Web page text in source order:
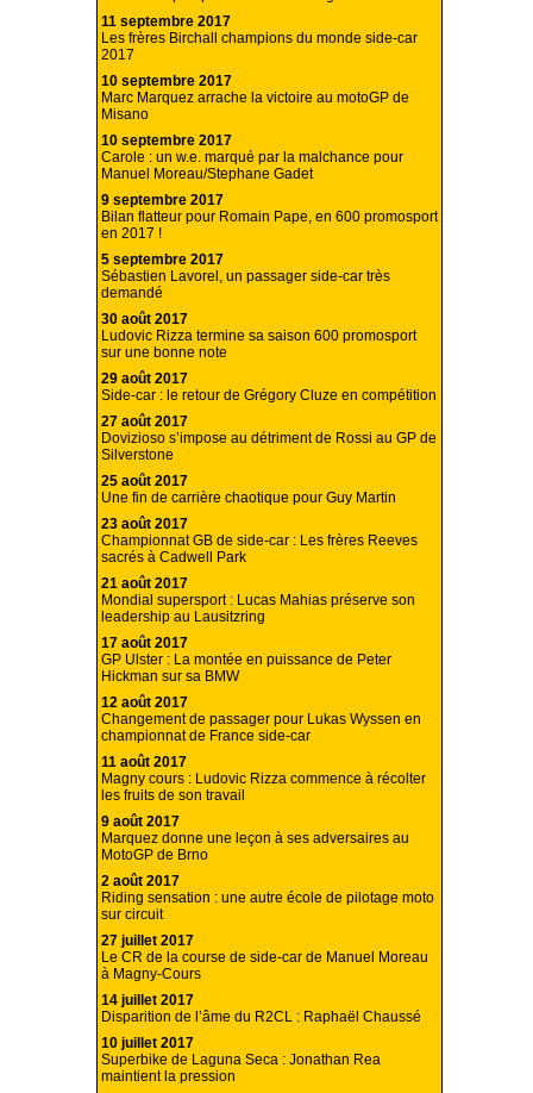
11 septembre 2017
Les frères Birchall champions du monde side-car
2017
10 septembre 2017
Marc Marquez arrache la victoire au motoGP de
Misano
10 septembre 2017
Carole : un w.e. marqué par la malchance pour
Manuel Moreau/Stephane Gadet
9 septembre 2017
Bilan flatteur pour Romain Pape, en 600 promosport
en 2017 !
5 septembre 2017
Sébastien Lavorel, un passager side-car très
demandé
30 août 2017
Ludovic Rizza termine sa saison 600 promosport
sur une bonne note
29 août 2017
Side-car : le retour de Grégory Cluze en compétition
27 août 2017
Dovizioso s’impose au détriment de Rossi au GP de
Silverstone
25 août 2017
Une fin de carrière chaotique pour Guy Martin
23 août 2017
Championnat GB de side-car : Les frères Reeves
sacrés à Cadwell Park
21 août 2017
Mondial supersport : Lucas Mahias préserve son
leadership au Lausitzring
17 août 2017
GP Ulster : La montée en puissance de Peter
Hickman sur sa BMW
12 août 2017
Changement de passager pour Lukas Wyssen en
championnat de France side-car
11 août 2017
Magny cours : Ludovic Rizza commence à récolter
les fruits de son travail
9 août 2017
Marquez donne une leçon à ses adversaires au
MotoGP de Brno
2 août 2017
Riding sensation : une autre école de pilotage moto
sur circuit
27 juillet 2017
Le CR de la course de side-car de Manuel Moreau
à Magny-Cours
14 juillet 2017
Disparition de l’âme du R2CL : Raphaël Chaussé
10 juillet 2017
Superbike de Laguna Seca : Jonathan Rea
maintient la pression